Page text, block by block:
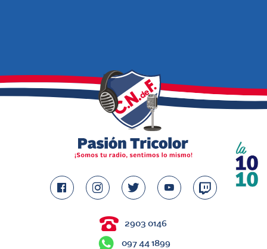
2903 0146
097 44 1899